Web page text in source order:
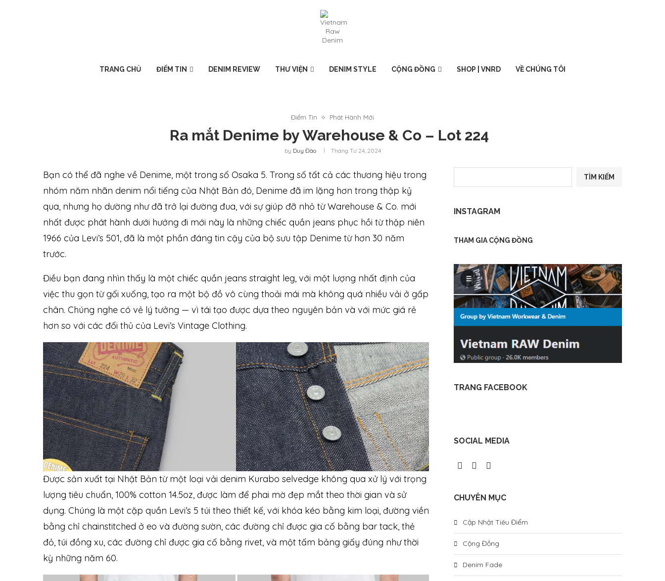
TRANG CHỦ ĐIỂM TIN DENIM REVIEW THƯ VIỆN DENIM STYLE CỘNG ĐỒNG SHOP | VNRD VỀ CHÚNG TÔI
Điểm Tin Phát Hành Mới
Ra mắt Denime by Warehouse & Co – Lot 224
by Duy Đào Tháng Tư 24, 2024
Bạn có thể đã nghe về Denime, một trong số Osaka 5. Trong số tất cả các thương hiệu trong
nhóm năm nhãn denim nổi tiếng của Nhật Bản đó, Denime đã im lặng hơn trong thập kỷ
qua, nhưng họ dường như đã trở lại đường đua, với sự giúp đỡ nhỏ từ Warehouse & Co. mới
nhất được phát hành dưới hướng đi mới này là những chiếc quần jeans phục hồi từ thập niên
1966 của Levi’s 501, đã là một phần đáng tin cậy của bộ sưu tập Denime từ hơn 30 năm
trước.
Điều bạn đang nhìn thấy là một chiếc quần jeans straight leg, với một lượng nhất định của
việc thu gọn từ gối xuống, tạo ra một bộ đồ vô cùng thoải mái mà không quá nhiều vải ở gấp
chân. Chúng nghe có vẻ lý tưởng — vì tái tạo được dựa theo nguyên bản và với mức giá rẻ
hơn so với các đối thủ của Levi’s Vintage Clothing.
Được sản xuất tại Nhật Bản từ một loại vải denim Kurabo selvedge không qua xử lý với trọng
lượng tiêu chuẩn, 100% cotton 14.5oz, được làm để phai mờ đẹp mắt theo thời gian và sử
dụng. Chúng là một cặp quần Levi’s 5 túi theo thiết kế, với khóa kéo bằng kim loại, đường viền
bằng chỉ chainstitched ở eo và đường sườn, các đường chỉ được gia cố bằng bar tack, thẻ
đỏ, túi đồng xu, các đường chỉ được gia cố bằng rivet, và một tấm bảng giấy đúng như thời
kỳ những năm 60.
TÌM KIẾM
INSTAGRAM
THAM GIA CỘNG ĐỒNG
TRANG FACEBOOK
SOCIAL MEDIA
CHUYÊN MỤC
Cập Nhật Tiêu Điểm
Cộng Đồng
Denim Fade